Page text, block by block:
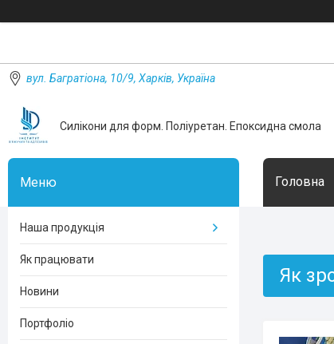
вул. Багратіона, 10/9, Харків, Україна
Силікони для форм. Поліуретан. Епоксидна смола
Головна
Як
Наша продукція
Як працювати
Новини
Портфоліо